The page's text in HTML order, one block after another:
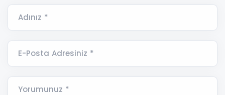
Adınız *
E-Posta Adresiniz *
Yorumunuz *